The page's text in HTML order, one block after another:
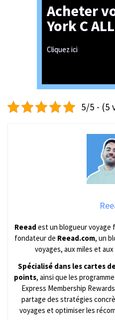
Acheter
York C
Cliquez ici
5/5 - (5
Reead est un blogueur voyage
fondateur de Reead.com, un
voyages, aux miles et
Spécialisé dans les cartes
points, ainsi que les
Express Membership
partage des stratégies
voyages et optimiser les